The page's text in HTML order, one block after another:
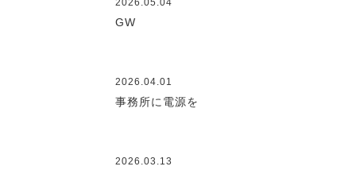
2026.05.04
GW
2026.04.01
事務所に電源を
2026.03.13